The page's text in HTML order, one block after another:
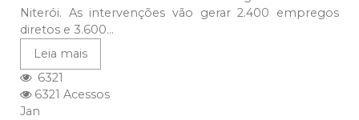
Niterói. As intervenções vão gerar 2.400 empregos
diretos e 3.600...
Leia mais
6321
6321 Acessos
Jan